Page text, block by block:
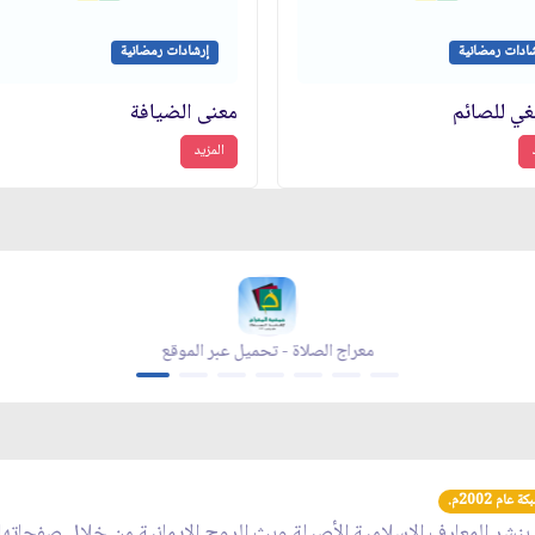
رمضانية
للصائم
إرشادات رمضانية
معنى الضيافة
المزيد
معراج الصلاة - تحميل عبر الموقع
2002م.